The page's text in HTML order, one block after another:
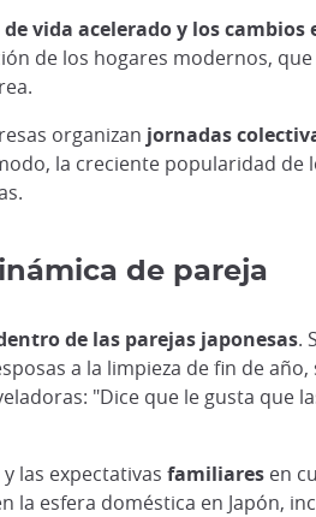
vida acelerado y los
de los hogares modernos,
organizan jornadas
la creciente popularidad de
de pareja
de las parejas japonesas.
a la limpieza de fin de año,
"Dice que le gusta que
y las expectativas familiares en
la esfera doméstica en Japón,